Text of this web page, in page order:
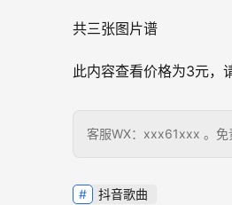
共三张图片谱
此内容查看价格为3元，
客服WX：xxx61xxx 。免
抖音歌曲